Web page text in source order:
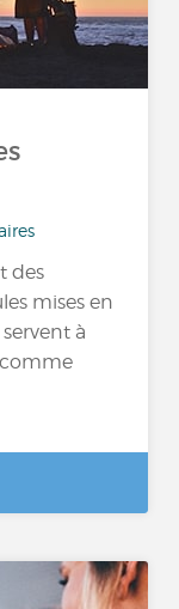
des
mises en
à